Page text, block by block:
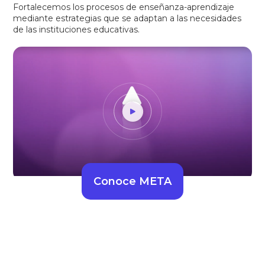
Fortalecemos los procesos de enseñanza-aprendizaje
mediante estrategias que se adaptan a las necesidades
de las instituciones educativas.
Conoce META